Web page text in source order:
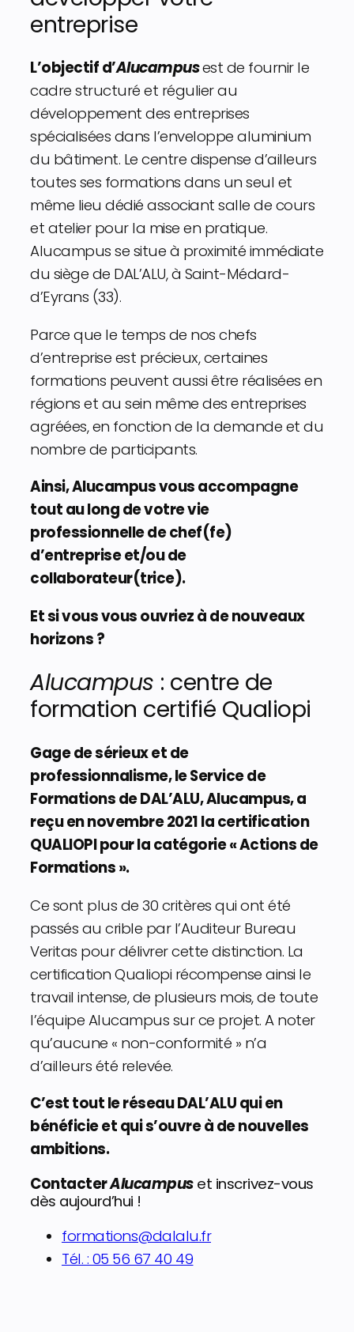
entreprise
L’objectif d’Alucampusest de fournir le
cadre structuré et régulier au
développement des entreprises
spécialisées dans l’enveloppe aluminium
du bâtiment. Le centre dispense d’ailleurs
toutes ses formations dans un seul et
même lieu dédié associant salle de cours
et atelier pour la mise en pratique.
Alucampus se situe à proximité immédiate
du siège de DAL’ALU, à Saint-Médard-
d’Eyrans (33).
Parce que le temps de nos chefs
d’entreprise est précieux, certaines
formations peuvent aussi être réalisées en
régions et au sein même des entreprises
agréées, en fonction de la demande et du
nombre de participants.
Ainsi, Alucampus vous accompagne
tout au long de votre vie
professionnelle de chef(fe)
d’entreprise et/ou de
collaborateur(trice).
Et si vous vous ouvriez à de nouveaux
horizons ?
Alucampus : centre de
formation certifié Qualiopi
Gage de sérieux et de
professionnalisme, le Service de
Formations de DAL’ALU, Alucampus, a
reçu en novembre 2021 la certification
QUALIOPI pour la catégorie « Actions de
Formations ».
Ce sont plus de 30 critères qui ont été
passés au crible par l’Auditeur Bureau
Veritas pour délivrer cette distinction. La
certification Qualiopi récompense ainsi le
travail intense, de plusieurs mois, de toute
l’équipe Alucampus sur ce projet. A noter
qu’aucune « non-conformité » n’a
d’ailleurs été relevée.
C’est tout le réseau DAL’ALU qui en
bénéficie et qui s’ouvre à de nouvelles
ambitions.
ContacterAlucampuset inscrivez-vous
dès aujourd’hui !
formations@dalalu.fr
Tél. : 05 56 67 40 49